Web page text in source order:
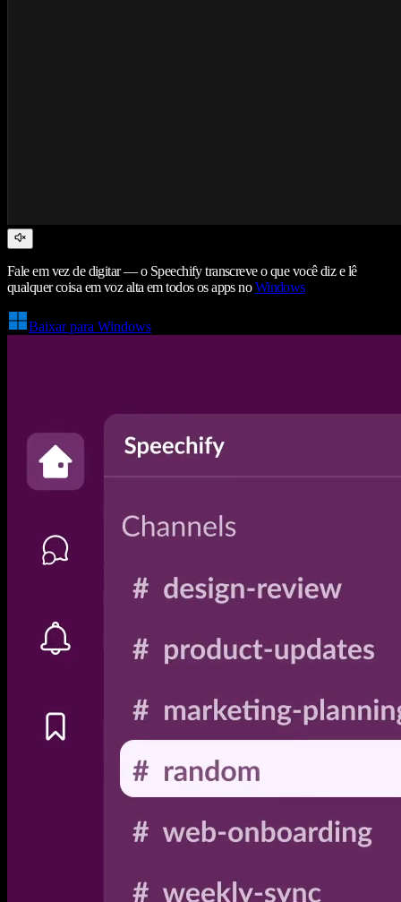
Fale em vez de digitar — o Speechify transcreve o que você diz e lê
qualquer coisa em voz alta em todos os apps noWindows
Baixar para Windows